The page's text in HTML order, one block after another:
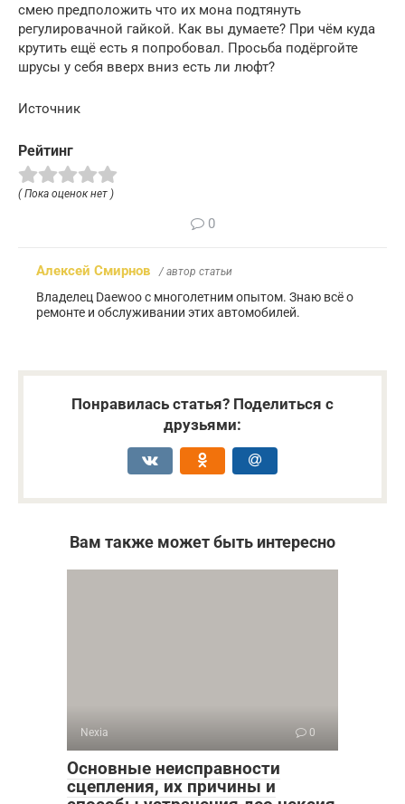
смею предположить что их мона подтянуть
регулировачной гайкой. Как вы думаете? При чём куда
крутить ещё есть я попробовал. Просьба подёргойте
шрусы у себя вверх вниз есть ли люфт?
Источник
Рейтинг
( Пока оценок нет )
0
Алексей Смирнов / автор статьи
Владелец Daewoo с многолетним опытом. Знаю всё о
ремонте и обслуживании этих автомобилей.
Понравилась статья? Поделиться с
друзьями:
Вам также может быть интересно
Nexia 0
Основные неисправности
сцепления, их причины и